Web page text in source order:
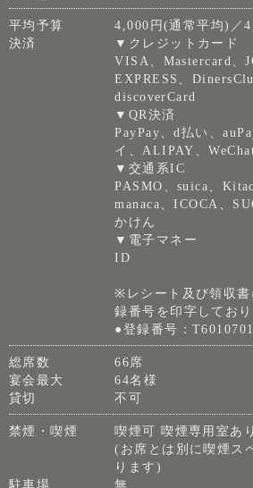
平均予算
4,000円(通常平均)／
決済
▼クレジットカード
VISA、Mastercard、
EXPRESS、
discoverCard
▼QR決済
PayPay、d払い、
イ、ALIPAY、
▼交通系IC
PASMO、suica、
manaca、ICOCA、
かけん
▼電子マネー
ID
※レシート及び領収
録番号を印字してお
●登録番号：
総席数
66席
宴会最大
64名様
貸切
不可
禁煙・喫煙
喫煙可 喫煙専用室あり
(お席とは別に喫煙ス
ります)
駐車場
無